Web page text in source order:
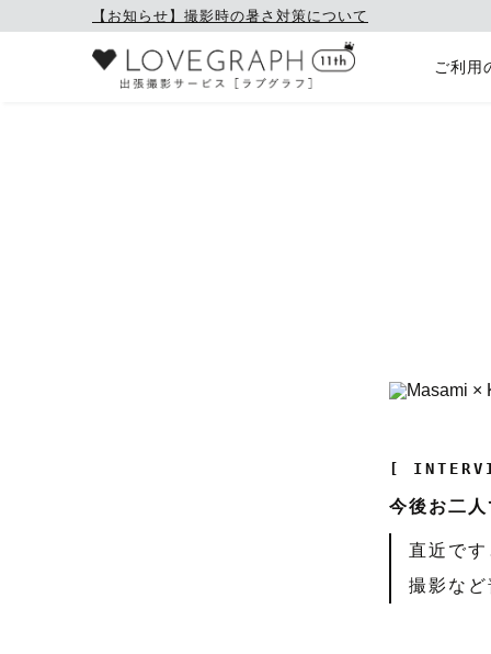
【お知らせ】撮影時の暑さ対策について
ご利用
[
今後お二
直近で
撮影な